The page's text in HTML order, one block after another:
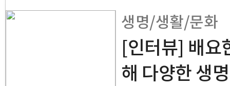
생명/생활/문화
[인터뷰] 배요
해 다양한 생